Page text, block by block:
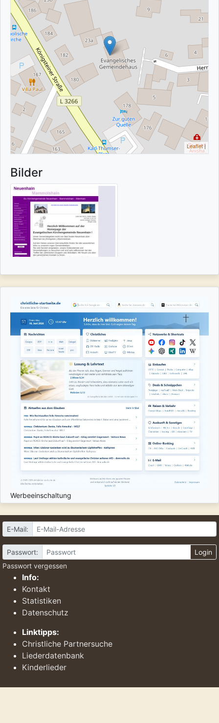
Leaflet|
Bilder
Werbeeinschaltung
E-Mail:
Passwort:
Login
Passwort vergessen
Info:
Kontakt
Statistiken
Datenschutz
Linktipps:
Christliche Partnersuche
Liederdatenbank
Kinderlieder